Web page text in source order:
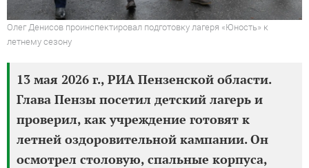
Олег Денисов проинспектировал подготовку лагеря «Юность» к
летнему сезону
13 мая 2026 г., РИА Пензенской области.
Глава Пензы посетил детский лагерь и
проверил, как учреждение готовят к
летней оздоровительной кампании. Он
осмотрел столовую, спальные корпуса,